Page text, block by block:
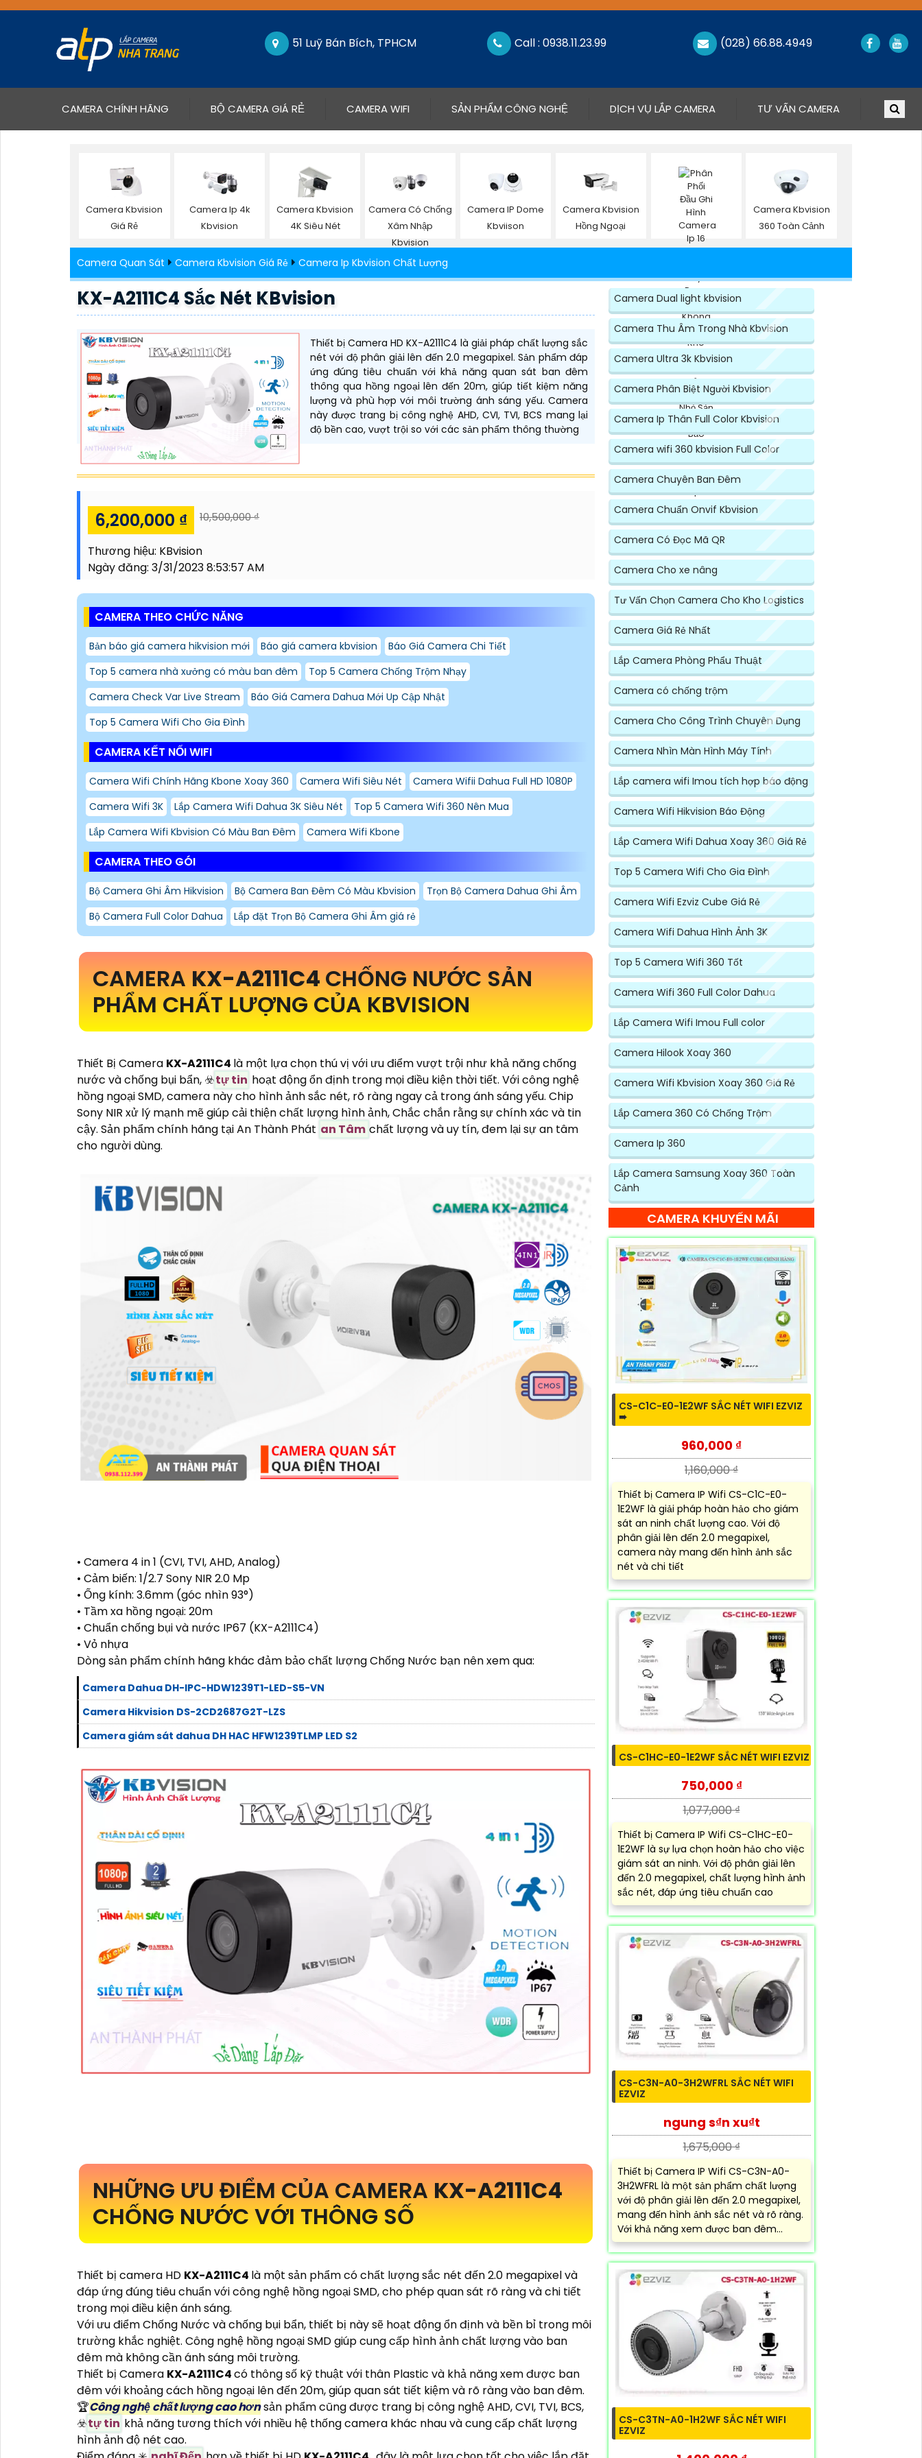
51 Luỹ Bán Bích, TPHCM Call : 0938.11.23.99 (028) 66.88.4949
CAMERA CHÍNH HÃNG(CURRENT)BỘ CAMERA GIÁ RẺ CAMERA WIFI SẢN PHẨM CÔNG NGHỆ DỊCH VỤ LẮP CAMERA TƯ VẤN CAMERA
Camera Kbvision
Giá Rẻ
Camera Ip 4k
Kbvision
Camera Kbvision
4K Siêu Nét
Camera Có Chống
Xâm Nhập
Kbvision
Camera IP Dome
Kbviison
Camera Kbvision
Hồng Ngoại
Đầu Ghi Ip 16 Kênh
Kbvision
Camera Kbvision
360 Toàn Cảnh
Camera Quan Sát Camera Kbvision Giá Rẻ Camera Ip Kbvision Chất Lượng
KX-A2111C4 Sắc Nét KBvision
Thiết bị Camera HD KX-A2111C4 là giải pháp chất lượng sắc
nét với độ phân giải lên đến 2.0 megapixel. Sản phẩm đáp
ứng đúng tiêu chuẩn với khả năng quan sát ban đêm
thông qua hồng ngoại lên đến 20m, giúp tiết kiệm năng
lượng và phù hợp với môi trường ánh sáng yếu. Camera
này được trang bị công nghệ AHD, CVI, TVI, BCS mang lại
độ bền cao, vượt trội so với các sản phẩm thông thường
6,200,000 ₫ 10,500,000 ₫
Thương hiệu: KBvision
Ngày đăng: 3/31/2023 8:53:57 AM
CAMERA THEO CHỨC NĂNG
Bản báo giá camera hikvision mới Báo giá camera kbvision
Báo Giá Camera Chi Tiết
Top 5 camera nhà xưởng có màu ban đêm
Top 5 Camera Chống Trộm Nhạy
Camera Check Var Live Stream
Báo Giá Camera Dahua Mới Up Cập Nhật
Top 5 Camera Wifi Cho Gia Đình
CAMERA KẾT NỐI WIFI
Camera Wifi Chính Hãng Kbone Xoay 360 Camera Wifi Siêu Nét
Camera Wifii Dahua Full HD 1080P
Camera Wifi 3K
Lắp Camera Wifi Dahua 3K Siêu Nét
Top 5 Camera Wifi 360 Nên Mua
Lắp Camera Wifi Kbvision Có Màu Ban Đêm
Camera Wifi Kbone
CAMERA THEO GÓI
Bộ Camera Ghi Âm Hikvision Bộ Camera Ban Đêm Có Màu Kbvision
Trọn Bộ Camera Dahua Ghi Âm
Bộ Camera Full Color Dahua
Lắp đặt Trọn Bộ Camera Ghi Âm giá rẻ
CAMERAKX-A2111C4CHỐNG NƯỚC SẢN
PHẨM CHẤT LƯỢNG CỦA KBVISION
Thiết Bị Camera KX-A2111C4 là một lựa chọn thú vị với ưu điểm vượt trội như khả năng chống
nước và chống bụi bẩn, ☣️tự tin hoạt động ổn định trong mọi điều kiện thời tiết. Với công nghệ
hồng ngoại SMD, camera này cho hình ảnh sắc nét, rõ ràng ngay cả trong ánh sáng yếu. Chip
Sony NIR xử lý mạnh mẽ giúp cải thiện chất lượng hình ảnh, Chắc chắn rằng sự chính xác và tin
cậy. Sản phẩm chính hãng tại An Thành Phát an Tâm chất lượng và uy tín, đem lại sự an tâm
cho người dùng.
• Camera 4 in 1 (CVI, TVI, AHD, Analog)
• Cảm biến: 1/2.7 Sony NIR 2.0 Mp
• Ống kính: 3.6mm (góc nhìn 93°)
• Tầm xa hồng ngoại: 20m
• Chuẩn chống bụi và nước IP67 (KX-A2111C4)
• Vỏ nhựa
Dòng sản phẩm chính hãng khác đảm bảo chất lượng Chống Nước bạn nên xem qua:
Camera Dahua DH-IPC-HDW1239T1-LED-S5-VN
Camera Hikvision DS-2CD2687G2T-LZS
Camera giám sát dahua DH HAC HFW1239TLMP LED S2
NHỮNG ƯU ĐIỂM CỦA CAMERAKX-A2111C4
CHỐNG NƯỚC VỚI THÔNG SỐ
Thiết bị camera HD KX-A2111C4 là một sản phẩm có chất lượng sắc nét đến 2.0 megapixel và
đáp ứng đúng tiêu chuẩn với công nghệ hồng ngoại SMD, cho phép quan sát rõ ràng và chi tiết
trong mọi điều kiện ánh sáng.
Với ưu điểm Chống Nước và chống bụi bẩn, thiết bị này sẽ hoạt động ổn định và bền bỉ trong môi
trường khắc nghiệt. Công nghệ hồng ngoại SMD giúp cung cấp hình ảnh chất lượng vào ban
đêm mà không cần ánh sáng môi trường.
Thiết bị Camera KX-A2111C4có thông số kỹ thuật với thân Plastic và khả năng xem được ban
đêm với khoảng cách hồng ngoại lên đến 20m, giúp quan sát tiết kiệm và rõ ràng vào ban đêm.
️🏆Công nghệ chất lượng cao hơnsản phẩm cũng được trang bị công nghệ AHD, CVI, TVI, BCS,
☣️tự tin khả năng tương thích với nhiều hệ thống camera khác nhau và cung cấp chất lượng
hình ảnh độ nét cao.
Camera Dual light kbvision
Camera Thu Âm Trong Nhà Kbvision
Camera Ultra 3k Kbvision
Camera Phân Biệt Người Kbvision
Camera Ip Thân Full Color Kbvision
Camera wifi 360 kbvision Full Color
Camera Chuyên Ban Đêm
Camera Chuẩn Onvif Kbvision
Camera Có Đọc Mã QR
Camera Cho xe nâng
Tư Vấn Chọn Camera Cho Kho Logistics
Camera Giá Rẻ Nhất
Lắp Camera Phòng Phẩu Thuật
Camera có chống trộm
Camera Cho Công Trình Chuyên Dụng
Camera Nhìn Màn Hình Máy Tính
Lắp camera wifi Imou tích hợp báo động
Camera Wifi Hikvision Báo Động
Lắp Camera Wifi Dahua Xoay 360 Giá Rẻ
Top 5 Camera Wifi Cho Gia Đình
Camera Wifi Ezviz Cube Giá Rẻ
Camera Wifi Dahua Hình Ảnh 3K
Top 5 Camera Wifi 360 Tốt
Camera Wifi 360 Full Color Dahua
Lắp Camera Wifi Imou Full color
Camera Hilook Xoay 360
Camera Wifi Kbvision Xoay 360 Giá Rẻ
Lắp Camera 360 Có Chống Trộm
Camera Ip 360
Lắp Camera Samsung Xoay 360 Toàn
Cảnh
CAMERA KHUYẾN MÃI
CS-C1C-E0-1E2WF SẮC NÉT WIFI EZVIZ
➠
960,000 ₫
1,160,000 ₫
Thiết bị Camera IP Wifi CS-C1C-E0-
1E2WF là giải pháp hoàn hảo cho giám
sát an ninh chất lượng cao. Với độ
phân giải lên đến 2.0 megapixel,
camera này mang đến hình ảnh sắc
nét và chi tiết
CS-C1HC-E0-1E2WF SẮC NÉT WIFI EZVIZ
750,000 ₫
1,077,000 ₫
Thiết bị Camera IP Wifi CS-C1HC-E0-
1E2WF là sự lựa chọn hoàn hảo cho việc
giám sát an ninh. Với độ phân giải lên
đến 2.0 megapixel, chất lượng hình ảnh
sắc nét, đáp ứng tiêu chuẩn cao
CS-C3N-A0-3H2WFRL SẮC NÉT WIFI
EZVIZ
ngung s₫n xu₫t
1,675,000 ₫
Thiết bị Camera IP Wifi CS-C3N-A0-
3H2WFRL là một sản phẩm chất lượng
với độ phân giải lên đến 2.0 megapixel,
mang đến hình ảnh sắc nét và rõ ràng.
Với khả năng xem được ban đêm...
CS-C3TN-A0-1H2WF SẮC NÉT WIFI
EZVIZ